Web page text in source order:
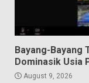
Bayang-Bayang
Dominasik Usia
August 9, 2026